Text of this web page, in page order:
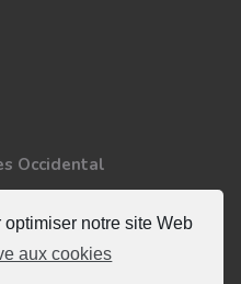
notre site Web
aux cookies
Occidental